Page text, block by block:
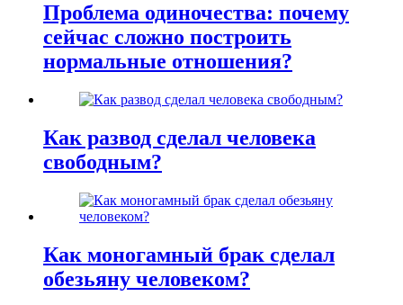
Проблема одиночества: почему
сейчас сложно построить
нормальные отношения?
Как развод сделал человека
свободным?
Как моногамный брак сделал
обезьяну человеком?